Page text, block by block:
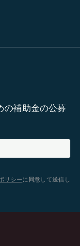
の補助金の公募
リシーに同意して送信し